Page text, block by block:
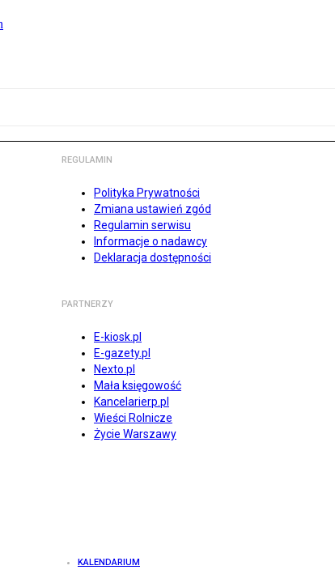
REGULAMIN
Polityka Prywatności
Zmiana ustawień zgód
Regulamin serwisu
Informacje o nadawcy
Deklaracja dostępności
PARTNERZY
E-kiosk.pl
E-gazety.pl
Nexto.pl
Mała księgowość
Kancelarierp.pl
Wieści Rolnicze
Życie Warszawy
KALENDARIUM